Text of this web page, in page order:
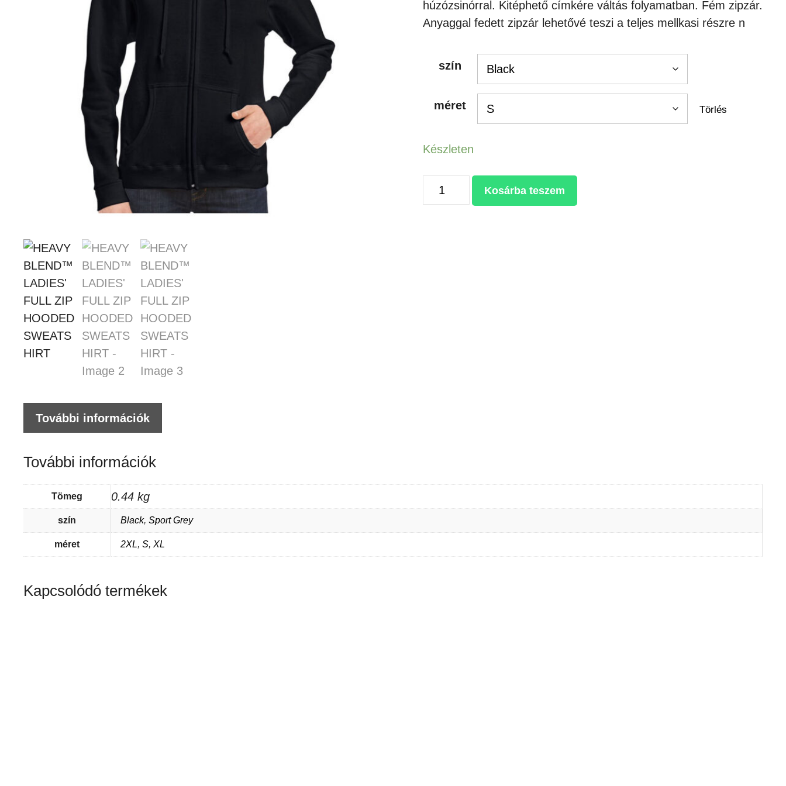
húzózsinórral. Kitéphető címkére váltás folyamatban. Fém zipzár.
Anyaggal fedett zipzár lehetővé teszi a teljes mellkasi részre n
szín
méret Törlés
Készleten
HEAVY
BLEND™
Kosárba teszem
További információk
További információk
Tömeg 0.44 kg
szín Black, Sport Grey
méret 2XL, S, XL
Kapcsolódó termékek